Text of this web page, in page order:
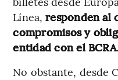
Línea,responden al
compromisos y
entidad con el BCRA.
No obstante, desde